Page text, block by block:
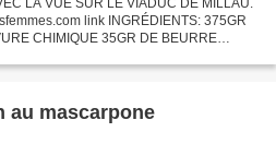
LA VUE SUR LE VIADUC DE MILLAU.
link INGRÉDIENTS: 375GR
CHIMIQUE 35GR DE BEURRE
au mascarpone